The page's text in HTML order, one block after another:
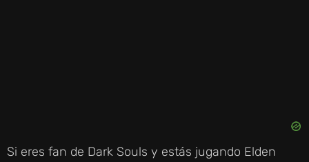
Si eres fan de Dark Souls y estás jugando Elden